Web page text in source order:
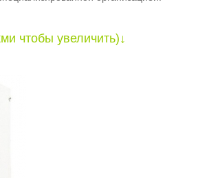
чтобы увеличить)↓